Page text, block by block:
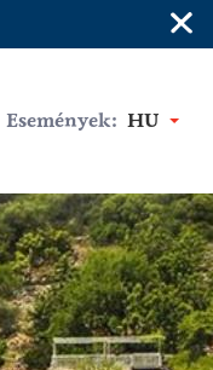
×
Események: HU